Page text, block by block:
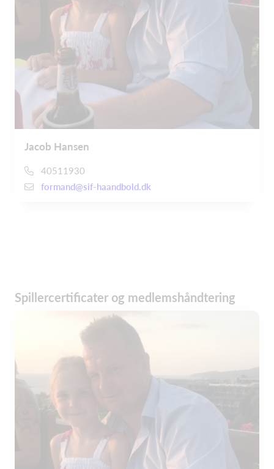
Jacob Hansen
40511930
formand@sif-haandbold.dk
Spillercertificater og medlemshåndtering